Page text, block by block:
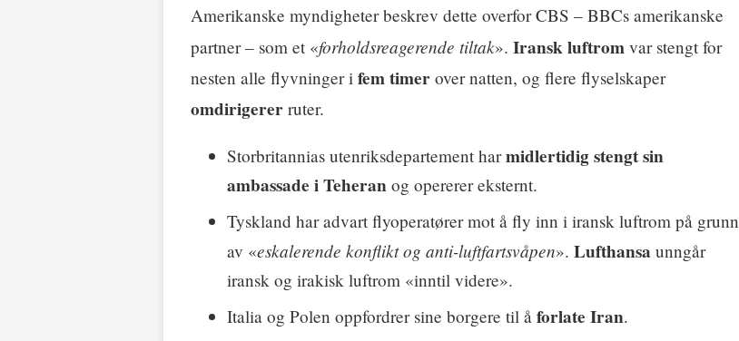
Amerikanske myndigheter beskrev dette overfor CBS – BBCs amerikanske
partner – som et «forholdsreagerende tiltak». Iransk luftrom var stengt for
nesten alle flyvninger i fem timer over natten, og flere flyselskaper
omdirigerer ruter.
Storbritannias utenriksdepartement harmidlertidig stengt sin
ambassade i Teheran og opererer eksternt.
Tyskland har advart flyoperatører mot å fly inn i iransk luftrom på grunn
av «eskalerende konflikt og anti-luftfartsvåpen». Lufthansa unngår
iransk og irakisk luftrom «inntil videre».
Italia og Polen oppfordrer sine borgere til å forlate Iran.